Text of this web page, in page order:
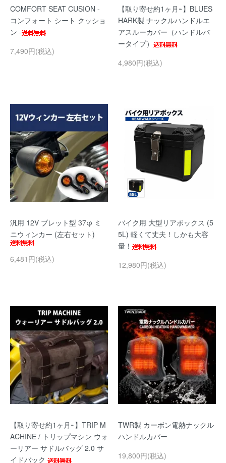
COMFORT SEAT CUSION -
コンフォート シート クッショ
ン -
7,490円(税込)
【取り寄せ約1ヶ月~】BLUES
HARK製 ナックルハンドルエ
アスルーカバー（ハンドルバ
ータイプ）
4,980円(税込)
汎用 12V ブレット型 37φ ミ
ニウィンカー (左右セット)
6,481円(税込)
バイク用 大型リアボックス (5
5L) 軽くて丈夫！しかも大容
量！
12,980円(税込)
【取り寄せ約1ヶ月~】TRIP M
ACHINE / トリップマシン ウォ
ーリアー サドルバッグ 2.0 サ
イドバック
TWR製 カーボン電熱ナックル
ハンドルカバー
19,800円(税込)